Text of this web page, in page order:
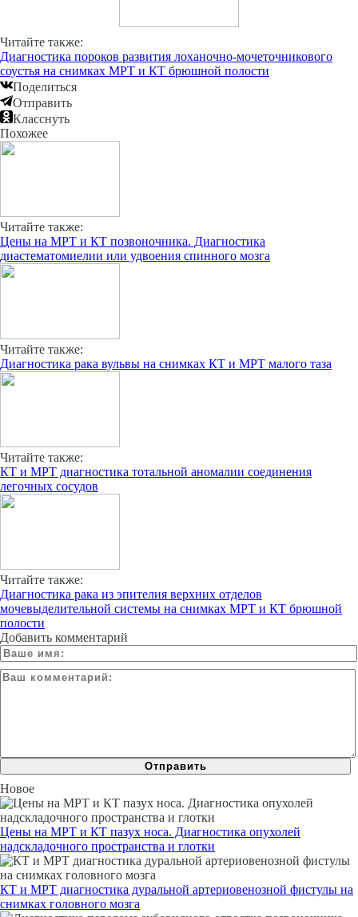
Читайте также:
Диагностика пороков развития лоханочно-мочеточникового
соустья на снимках МРТ и КТ брюшной полости
Поделиться
Отправить
Класснуть
Похожее
Читайте также:
Цены на МРТ и КТ позвоночника. Диагностика
диастематомиелии или удвоения спинного мозга
Читайте также:
Диагностика рака вульвы на снимках КТ и МРТ малого таза
Читайте также:
КТ и МРТ диагностика тотальной аномалии соединения
легочных сосудов
Читайте также:
Диагностика рака из эпителия верхних отделов
мочевыделительной системы на снимках МРТ и КТ брюшной
полости
Добавить комментарий
Новое
Цены на МРТ и КТ пазух носа. Диагностика опухолей
надскладочного пространства и глотки
КТ и МРТ диагностика дуральной артериовенозной фистулы на
снимках головного мозга